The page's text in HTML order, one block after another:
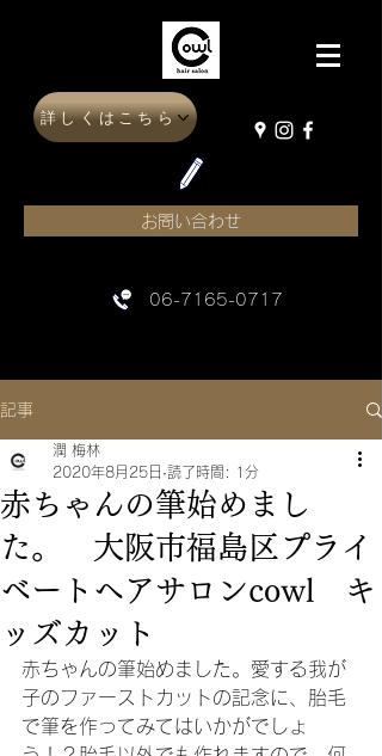
詳しくはこちら
お問い合わせ
06-7165-0717
記事
赤ちゃんの筆始めまし
た。 大阪市福島区プライ
ベートヘアサロンcowl キ
ッズカット
潤 梅林
2020年8月25日 読了時間: 1分
赤ちゃんの筆始めました。愛する我が
子のファーストカットの記念に、胎毛
で筆を作ってみてはいかがでしょ